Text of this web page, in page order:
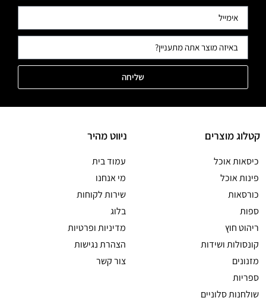
שליחה
קטלוג מוצרים
כיסאות אוכל
פינות אוכל
כורסאות
ספות
ריהוט חוץ
קונסולות ושידות
מזנונים
ספריות
שולחנות סלוניים
ניווט מהיר
עמוד בית
מי אנחנו
שירות לקוחות
בלוג
מדיניות ופרטיות
הצהרת נגישות
צור קשר